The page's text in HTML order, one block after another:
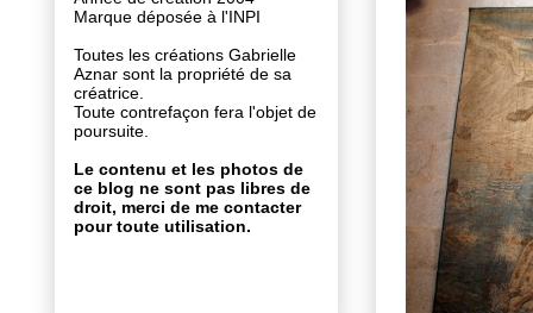
Marque déposée à l'INPI
Toutes les créations Gabrielle
Aznar sont la propriété de sa
créatrice.
Toute contrefaçon fera l'objet de
poursuite.
Le contenu et les photos de
ce blog ne sont pas libres de
droit, merci de me contacter
pour toute utilisation.